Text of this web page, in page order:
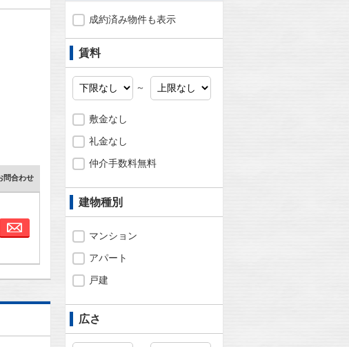
問合わせ
お問合わせ
成約済み物件も表示
賃料
～
敷金なし
礼金なし
仲介手数料無料
建物種別
マンション
アパート
戸建
広さ